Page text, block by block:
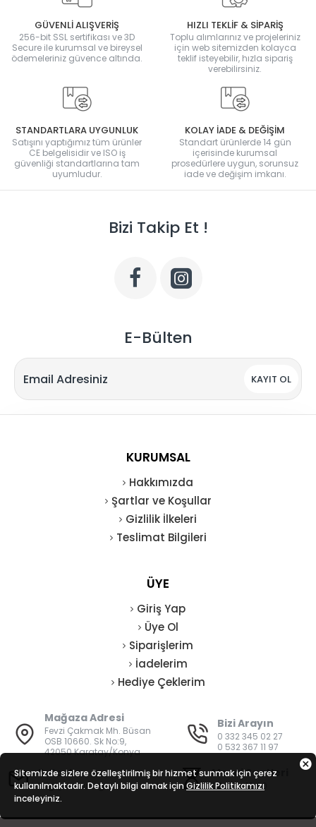
GÜVENLİ ALIŞVERİŞ
256-bit SSL sertifikası ve 3D
Secure ile kurumsal ve bireysel
ödemeleriniz güvence altında.
HIZLI TEKLİF & SİPARİŞ
Toplu alımlarınız ve projeleriniz
için web sitemizden kolayca
teklif isteyebilir, hızla sipariş
verebilirsiniz.
STANDARTLARA UYGUNLUK
Satışını yaptığımız tüm ürünler
CE belgelisidir ve ISO iş
güvenliği standartlarına tam
uyumludur.
KOLAY İADE & DEĞİŞİM
Standart ürünlerde 14 gün
içerisinde kurumsal
prosedürlere uygun, sorunsuz
iade ve değişim imkanı.
Bizi Takip Et !
E-Bülten
KAYIT OL
KURUMSAL
Hakkımızda
Şartlar ve Koşullar
Gizlilik İlkeleri
Teslimat Bilgileri
ÜYE
Giriş Yap
Üye Ol
Siparişlerim
İadelerim
Hediye Çeklerim
Mağaza Adresi
Fevzi Çakmak Mh. Büsan
OSB 10660. Sk No:9,
42050 Karatay/Konya
Bizi Arayın
0 332 345 02 27
0 532 367 11 97
E-Posta
bilgi@vatanisguvenligi.com
Mesai Saatleri
08:00 - 19:00
Sitemizde sizlere özelleştirilmiş bir hizmet sunmak için çerez
kullanılmaktadır. Detaylı bilgi almak için Gizlilik Politikamızı
inceleyiniz.